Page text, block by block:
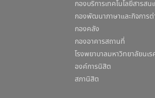
กองบริการเทคโนโลยีสารสน
กองพัฒนาภาษาและกิจการต่
กองคลัง
กองอาคารสถานที่
โรงพยาบาลมหาวิทยาลัยนเร
องค์การนิสิต
สภานิสิต